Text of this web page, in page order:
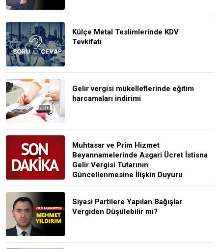
Külçe Metal Teslimlerinde KDV
Tevkifatı
Gelir vergisi mükelleflerinde eğitim
harcamaları indirimi
Muhtasar ve Prim Hizmet
Beyannamelerinde Asgari Ücret İstisna
Gelir Vergisi Tutarının
Güncellenmesine İlişkin Duyuru
Siyasi Partilere Yapılan Bağışlar
Vergiden Düşülebilir mi?